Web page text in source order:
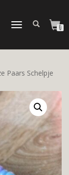
TOGGLE
0
Paars Schelpje